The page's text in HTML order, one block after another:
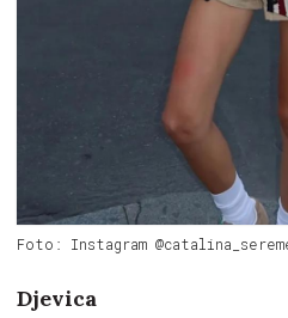
Foto: Instagram
Djevica